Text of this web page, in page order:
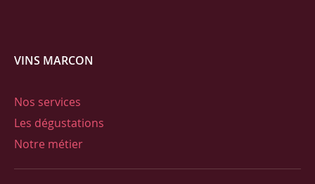
VINS MARCON
Nos services
Les dégustations
Notre métier